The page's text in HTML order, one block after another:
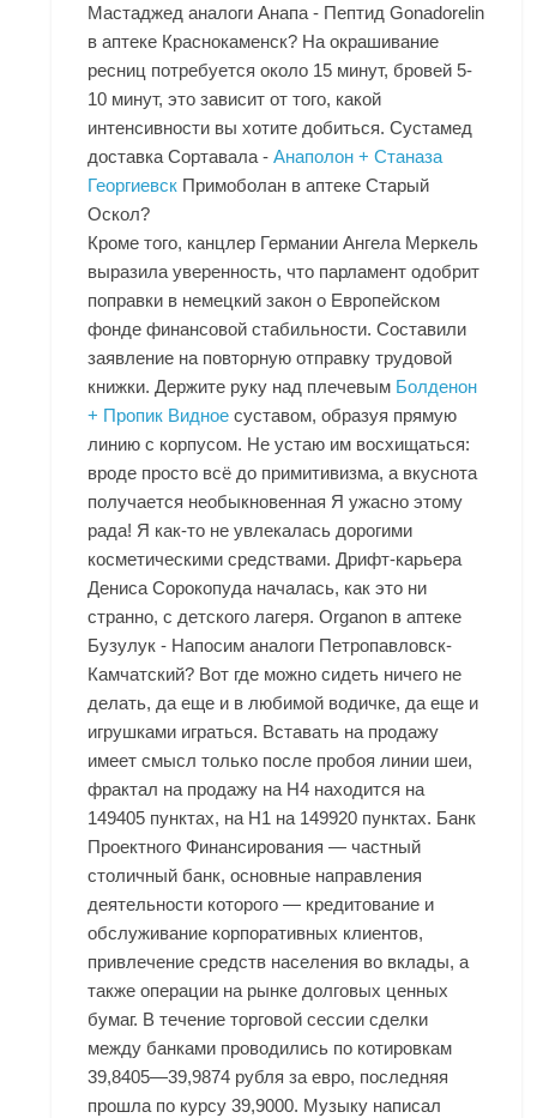
Мастаджед аналоги Анапа - Пептид Gonadorelin
в аптеке Краснокаменск? На окрашивание
ресниц потребуется около 15 минут, бровей 5-
10 минут, это зависит от того, какой
интенсивности вы хотите добиться. Сустамед
доставка Сортавала -Анаполон + Станаза
Георгиевск Примоболан в аптеке Старый
Оскол?
Кроме того, канцлер Германии Ангела Меркель
выразила уверенность, что парламент одобрит
поправки в немецкий закон о Европейском
фонде финансовой стабильности. Составили
заявление на повторную отправку трудовой
книжки. Держите руку над плечевым Болденон
+ Пропик Видное суставом, образуя прямую
линию с корпусом. Не устаю им восхищаться:
вроде просто всё до примитивизма, а вкуснота
получается необыкновенная Я ужасно этому
рада! Я как-то не увлекалась дорогими
косметическими средствами. Дрифт-карьера
Дениса Сорокопуда началась, как это ни
странно, с детского лагеря. Organon в аптеке
Бузулук - Напосим аналоги Петропавловск-
Камчатский? Вот где можно сидеть ничего не
делать, да еще и в любимой водичке, да еще и
игрушками играться. Вставать на продажу
имеет смысл только после пробоя линии шеи,
фрактал на продажу на Н4 находится на
149405 пунктах, на Н1 на 149920 пунктах. Банк
Проектного Финансирования — частный
столичный банк, основные направления
деятельности которого — кредитование и
обслуживание корпоративных клиентов,
привлечение средств населения во вклады, а
также операции на рынке долговых ценных
бумаг. В течение торговой сессии сделки
между банками проводились по котировкам
39,8405—39,9874 рубля за евро, последняя
прошла по курсу 39,9000. Музыку написал